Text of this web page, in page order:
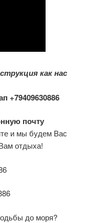
как нас
+79409630886
почту
и мы будем Вас
отдыха!
до моря?